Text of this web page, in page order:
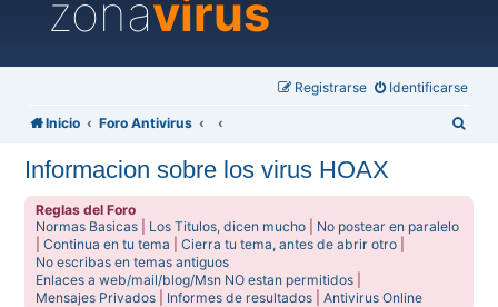
zonavirus
Identificarse
Registrarse
Inicio Foro Antivirus
Informacion sobre los virus HOAX
Reglas del Foro
Normas Basicas
Los Titulos, dicen mucho
No postear en paralelo
|Continua en tu tema |Cierra tu tema, antes de abrir otro
No escribas en temas antiguos
Enlaces a web/mail/blog/Msn NO estan permitidos
Mensajes Privados
Informes de resultados |Antivirus Online